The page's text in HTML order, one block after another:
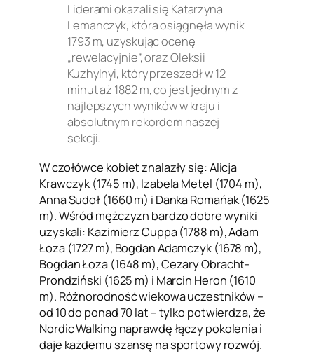
Liderami okazali się Katarzyna
Lemanczyk, która osiągnęła wynik
1793 m, uzyskując ocenę
„rewelacyjnie”, oraz Oleksii
Kuzhylnyi, który przeszedł w 12
minut aż 1882 m, co jest jednym z
najlepszych wyników w kraju i
absolutnym rekordem naszej
sekcji.
W czołówce kobiet znalazły się: Alicja
Krawczyk (1745 m), Izabela Metel (1704 m),
Anna Sudoł (1660 m) i Danka Romańak (1625
m). Wśród mężczyzn bardzo dobre wyniki
uzyskali: Kazimierz Cuppa (1788 m), Adam
Łoza (1727 m), Bogdan Adamczyk (1678 m),
Bogdan Łoza (1648 m), Cezary Obracht-
Prondziński (1625 m) i Marcin Heron (1610
m). Różnorodność wiekowa uczestników –
od 10 do ponad 70 lat – tylko potwierdza, że
Nordic Walking naprawdę łączy pokolenia i
daje każdemu szansę na sportowy rozwój.